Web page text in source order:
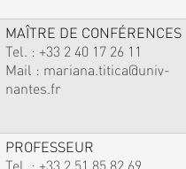
MAÎTRE DE CONFÉRENCES
Tel. : +33 2 40 17 26 11
Mail : mariana.titica@univ-
nantes.fr
PROFESSEUR
Tel. : +33 2 51 85 82 69